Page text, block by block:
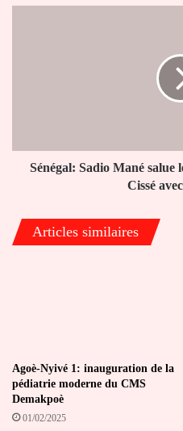
Cissé
avecSénégal: Sadio Mané
Cissé
Articles similaires
Agoè-Nyivé 1: inauguration de la
pédiatrie moderne du CMS
Demakpoè
01/02/2025